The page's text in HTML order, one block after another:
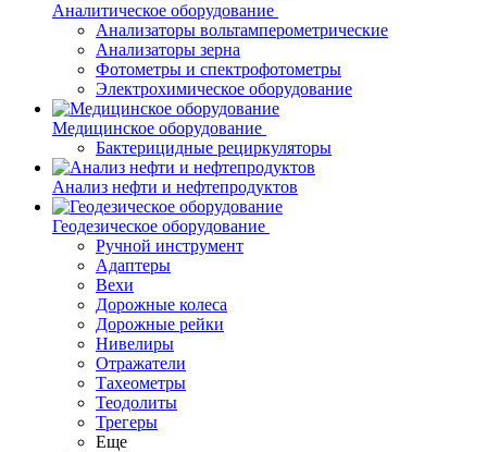
Аналитическое оборудование
Анализаторы вольтамперометрические
Анализаторы зерна
Фотометры и спектрофотометры
Электрохимическое оборудование
Медицинское оборудование
Бактерицидные рециркуляторы
Анализ нефти и нефтепродуктов
Геодезическое оборудование
Ручной инструмент
Адаптеры
Вехи
Дорожные колеса
Дорожные рейки
Нивелиры
Отражатели
Тахеометры
Теодолиты
Трегеры
Еще